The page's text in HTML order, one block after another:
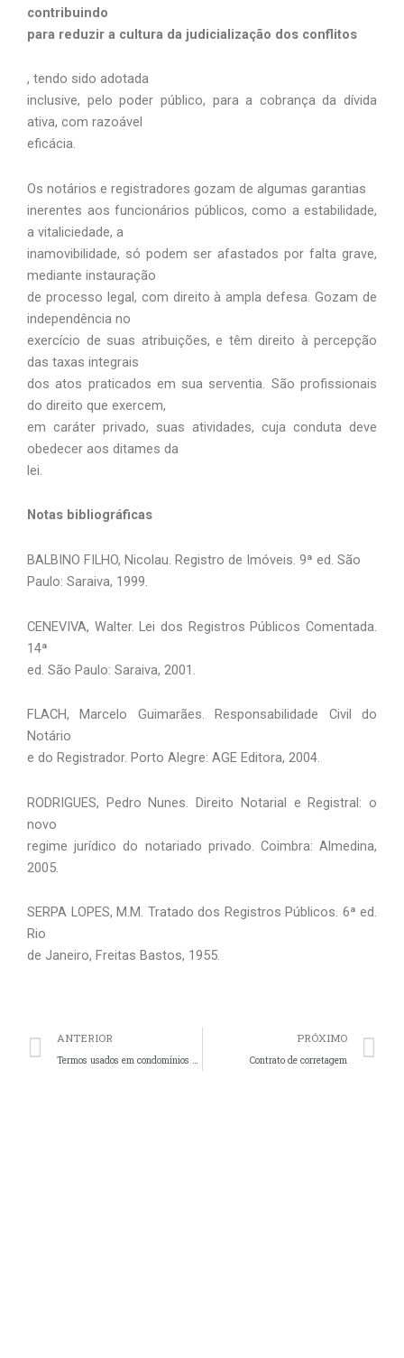
contribuindo
para reduzir a cultura da judicialização dos conflitos
, tendo sido adotada
inclusive, pelo poder público, para a cobrança da dívida
ativa, com razoável
eficácia.
Os notários e registradores gozam de algumas garantias
inerentes aos funcionários públicos, como a estabilidade,
a vitaliciedade, a
inamovibilidade, só podem ser afastados por falta grave,
mediante instauração
de processo legal, com direito à ampla defesa. Gozam de
independência no
exercício de suas atribuições, e têm direito à percepção
das taxas integrais
dos atos praticados em sua serventia. São profissionais
do direito que exercem,
em caráter privado, suas atividades, cuja conduta deve
obedecer aos ditames da
lei.
Notas bibliográficas
BALBINO FILHO, Nicolau. Registro de Imóveis. 9ª ed. São
Paulo: Saraiva, 1999.
CENEVIVA, Walter. Lei dos Registros Públicos Comentada.
14ª
ed. São Paulo: Saraiva, 2001.
FLACH, Marcelo Guimarães. Responsabilidade Civil do
Notário
e do Registrador. Porto Alegre: AGE Editora, 2004.
RODRIGUES, Pedro Nunes. Direito Notarial e Registral: o
novo
regime jurídico do notariado privado. Coimbra: Almedina,
2005.
SERPA LOPES, M.M. Tratado dos Registros Públicos. 6ª ed.
Rio
de Janeiro, Freitas Bastos, 1955.
Prev
ANTERIOR PRÓXIMO
Contrato de corretagem